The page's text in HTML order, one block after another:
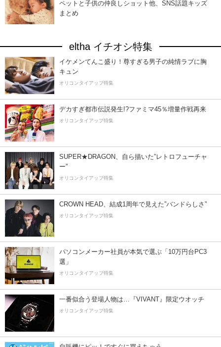
ペットと子供の仲良しショット他、SNS話題キッズ
まとめ
eltha イチオシ特集
イケメンてんこ盛り！尊すぎる男子の純情ラブに胸
キュン
オリコンタイアップ特集
デカすぎ都市伝説発生!?ファミマ45％増量作戦再来
オリコンタイアップ特集
SUPER★DRAGON、自ら描いた”レトロフューチャ
ー”
オリコンタイアップ特集
CROWN HEAD、結成1周年で見えた”バンドらしさ”
オリコンタイアップ特集
パソコンメーカー社員が本気で選ぶ「10万円台PC3
選」
オリコンタイアップ特集
一番似合う登場人物は…『VIVANT』限定ウオッチ
オリコンタイアップ特集